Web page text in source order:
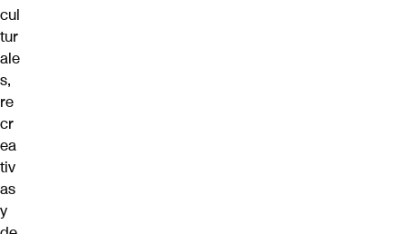
cul
tur
ale
s,
re
cr
ea
tiv
as
y